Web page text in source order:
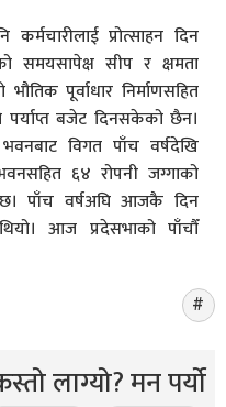
प्रोत्साहन दिन
समयसापेक्ष सीप र क्षमता
पूर्वाधार निर्माणसहित
पर्याप्त बजेट दिनसकेको छैन।
विगत पाँच वर्षदेखि
६४ रोपनी जग्गाको
छ। पाँच वर्षअघि आजकै दिन
आज प्रदेसभाको पाँचौँ
लाग्यो? मन पर्यो